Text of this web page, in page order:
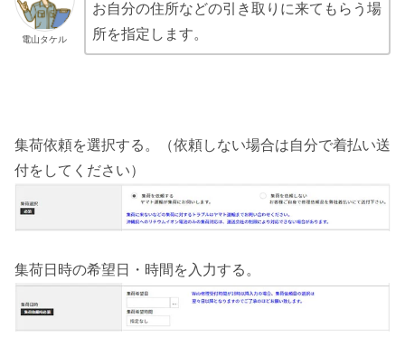
電山タケル
お自分の住所などの引き取りに来てもらう場
所を指定します。
集荷依頼を選択する。（依頼しない場合は自分で着払い送
付をしてください）
集荷日時の希望日・時間を入力する。